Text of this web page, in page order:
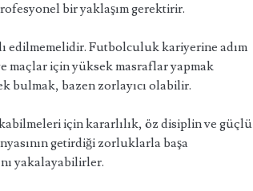
bir yaklaşım gerektirir.
edilmemelidir. Futbolculuk kariyerine adım
maçlar için yüksek masraflar yapmak
bulmak, bazen zorlayıcı olabilir.
için kararlılık, öz disiplin ve güçlü
getirdiği zorluklarla başa
yakalayabilirler.